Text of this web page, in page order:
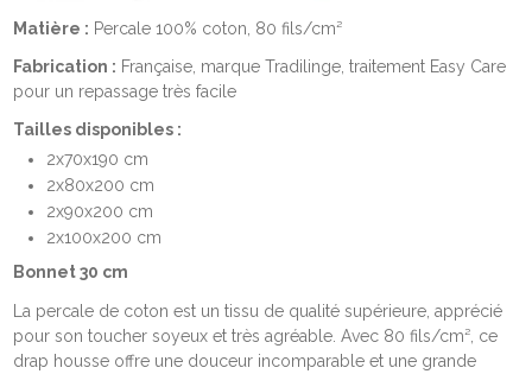
Matière : Percale 100% coton, 80 fils/cm²
Fabrication : Française, marque Tradilinge, traitement Easy Care
pour un repassage très facile
Tailles disponibles :
2x70x190 cm
2x80x200 cm
2x90x200 cm
2x100x200 cm
Bonnet 30 cm
La percale de coton est un tissu de qualité supérieure, apprécié
pour son toucher soyeux et très agréable. Avec 80 fils/cm², ce
drap housse offre une douceur incomparable et une grande